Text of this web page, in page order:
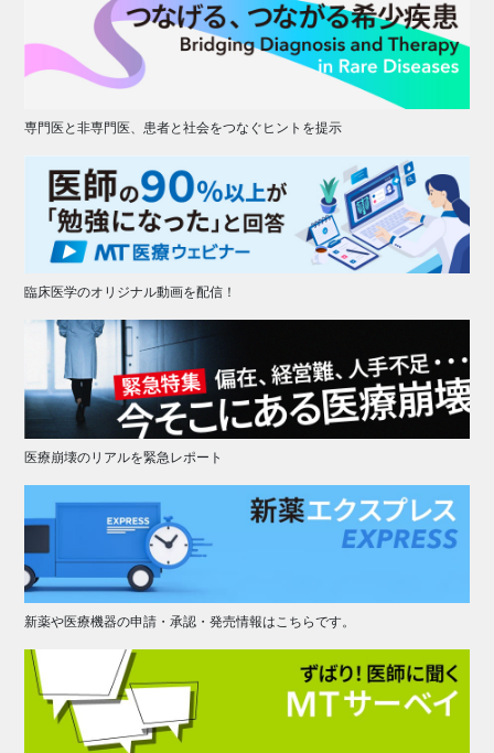
専門医と非専門医、患者と社会をつなぐヒントを提示
臨床医学のオリジナル動画を配信！
医療崩壊のリアルを緊急レポート
新薬や医療機器の申請・承認・発売情報はこちらです。